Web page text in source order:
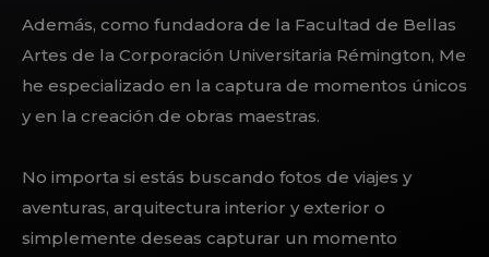
Además, como fundadora de la Facultad de Bellas
Artes de la Corporación Universitaria Rémington, Me
he especializado en la captura de momentos únicos
y en la creación de obras maestras.
No importa si estás buscando fotos de viajes y
aventuras, arquitectura interior y exterior o
simplemente deseas capturar un momento